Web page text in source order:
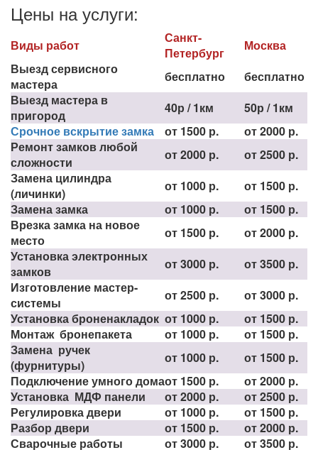
Цены на услуги:
Виды работ
Санкт-
Петербург
Москва
Выезд сервисного
мастера
бесплатно
бесплатно
Выезд мастера в
пригород
40р / 1км
50р / 1км
Срочное вскрытие замка
от 1500 р.
от 2000 р.
Ремонт замков любой
сложности
от 2000 р.
от 2500 р.
Замена цилиндра
(личинки)
от 1000 р.
от 1500 р.
Замена замка
от 1000 р.
от 1500 р.
Врезка замка на новое
место
от 1500 р.
от 2000 р.
Установка электронных
замков
от 3000 р.
от 3500 р.
Изготовление мастер-
системы
от 2500 р.
от 3000 р.
Установка броненакладок от 1000 р.
от 1500 р.
Монтаж бронепакета
от 1000 р.
от 1500 р.
Замена ручек
(фурнитуры)
от 1000 р.
от 1500 р.
Подключение умного домаот 1500 р.
от 2000 р.
Установка МДФ панели
от 2000 р.
от 2500 р.
Регулировка двери
от 1000 р.
от 1500 р.
Разбор двери
от 1500 р.
от 2000 р.
Сварочные работы
от 3000 р.
от 3500 р.